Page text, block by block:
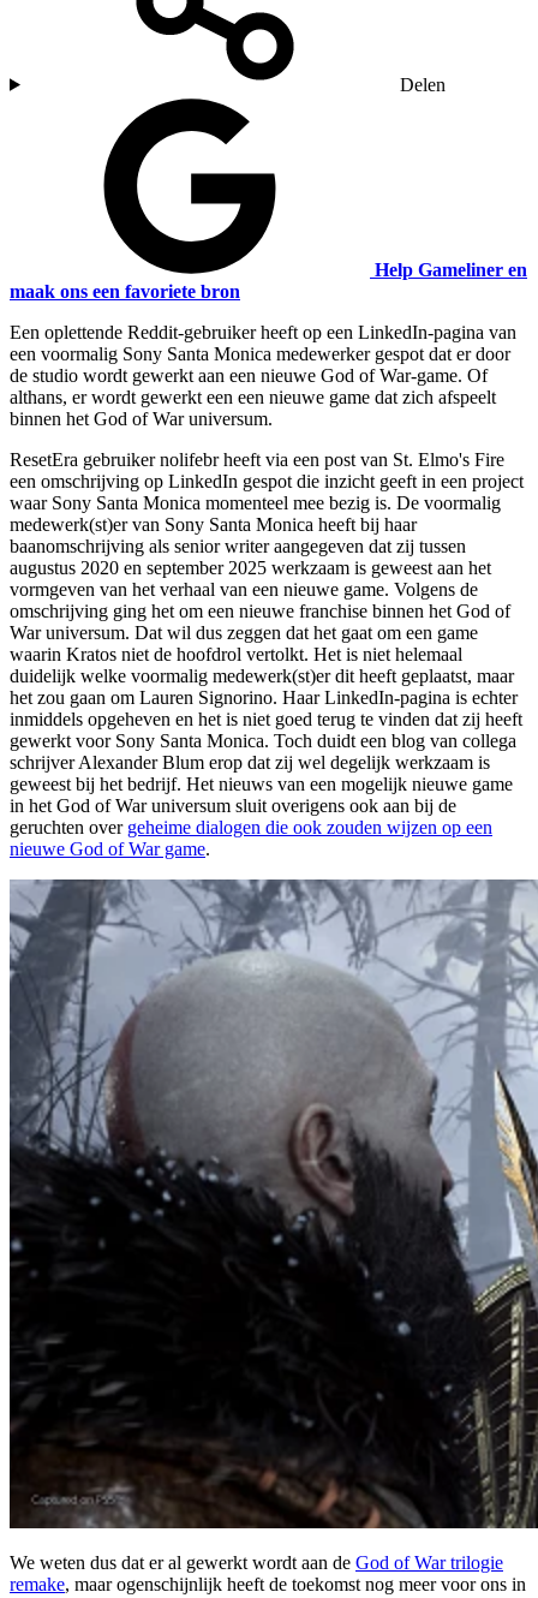
Delen
Help Gameliner en
maak ons een favoriete bron
Een oplettende Reddit-gebruiker heeft op een LinkedIn-pagina van
een voormalig Sony Santa Monica medewerker gespot dat er door
de studio wordt gewerkt aan een nieuwe God of War-game. Of
althans, er wordt gewerkt een een nieuwe game dat zich afspeelt
binnen het God of War universum.
ResetEra gebruiker nolifebr heeft via een post van St. Elmo's Fire
een omschrijving op LinkedIn gespot die inzicht geeft in een project
waar Sony Santa Monica momenteel mee bezig is. De voormalig
medewerk(st)er van Sony Santa Monica heeft bij haar
baanomschrijving als senior writer aangegeven dat zij tussen
augustus 2020 en september 2025 werkzaam is geweest aan het
vormgeven van het verhaal van een nieuwe game. Volgens de
omschrijving ging het om een nieuwe franchise binnen het God of
War universum. Dat wil dus zeggen dat het gaat om een game
waarin Kratos niet de hoofdrol vertolkt. Het is niet helemaal
duidelijk welke voormalig medewerk(st)er dit heeft geplaatst, maar
het zou gaan om Lauren Signorino. Haar LinkedIn-pagina is echter
inmiddels opgeheven en het is niet goed terug te vinden dat zij heeft
gewerkt voor Sony Santa Monica. Toch duidt een blog van collega
schrijver Alexander Blum erop dat zij wel degelijk werkzaam is
geweest bij het bedrijf. Het nieuws van een mogelijk nieuwe game
in het God of War universum sluit overigens ook aan bij de
geruchten over geheime dialogen die ook zouden wijzen op een
nieuwe God of War game.
We weten dus dat er al gewerkt wordt aan de God of War trilogie
remake, maar ogenschijnlijk heeft de toekomst nog meer voor ons in